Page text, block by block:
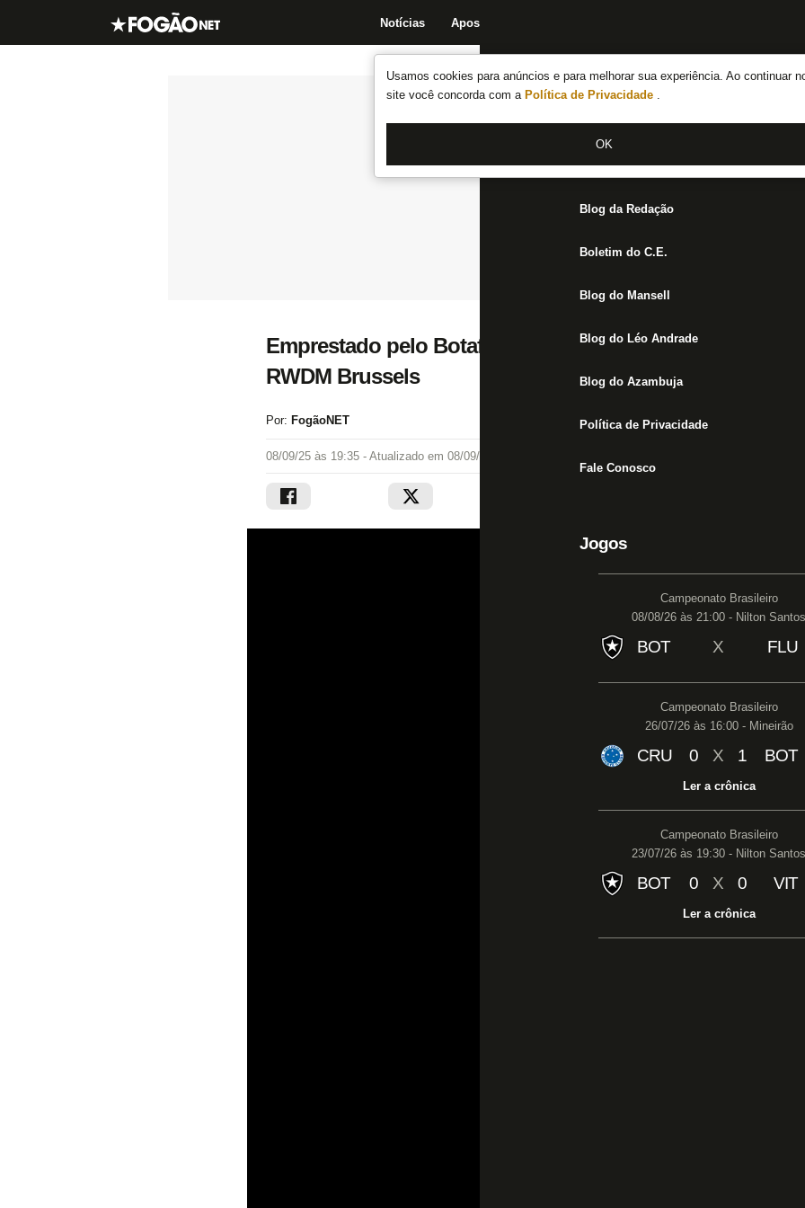
Usamos cookies para anúncios e para melhorar sua experiência. Ao continuar
site você concorda com a Política de Privacidade .
OK
Notícias Apostas
Notícias do Botafogo
Fórum
Jogos
Blog da Redação
Boletim do C.E.
Blog do Mansell
Blog do Léo Andrade
Blog do Azambuja
Política de Privacidade
Fale Conosco
Jogos
Campeonato Brasileiro
08/08/26 às 21:00 - Nilton Santos
BOT X FLU
Campeonato Brasileiro
26/07/26 às 16:00 - Mineirão
CRU 0 X 1 BOT
Ler a crônica
Campeonato Brasileiro
23/07/26 às 19:30 - Nilton Santos
BOT 0 X 0 VIT
Ler a crônica
Emprestado pelo Botafogo, Huguinho é anunciado com
RWDM Brussels
Por: FogãoNET
08/09/25 às 19:35 - Atualizado em 08/09/25 às 19:39